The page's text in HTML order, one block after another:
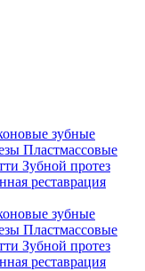
зубные
Пластмассовые
Зубной протез
реставрация
зубные
Пластмассовые
Зубной протез
реставрация